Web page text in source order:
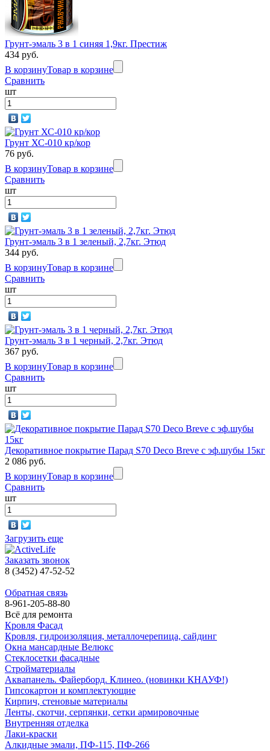
Грунт-эмаль 3 в 1 синяя 1,9кг. Престиж
434 руб.
В корзинуТовар в корзине
Сравнить
шт
Грунт ХС-010 кр/кор
76 руб.
В корзинуТовар в корзине
Сравнить
шт
Грунт-эмаль 3 в 1 зеленый, 2,7кг. Этюд
344 руб.
В корзинуТовар в корзине
Сравнить
шт
Грунт-эмаль 3 в 1 черный, 2,7кг. Этюд
367 руб.
В корзинуТовар в корзине
Сравнить
шт
Декоративное покрытие Парад S70 Deco Breve с эф.шубы 15кг
2 086 руб.
В корзинуТовар в корзине
Сравнить
шт
Загрузить еще
Заказать звонок
8 (3452) 47-52-52
Обратная связь
8-961-205-88-80
Всё для ремонта
Кровля Фасад
Кровля, гидроизоляция, металлочерепица, сайдинг
Окна мансардные Велюкс
Стеклосетки фасадные
Стройматериалы
Аквапанель. Файерборд. Клинео. (новинки КНАУФ!)
Гипсокартон и комплектующие
Кирпич, стеновые материалы
Ленты, скотчи, серпянки, сетки армировочные
Внутренняя отделка
Лаки-краски
Алкидные эмали, ПФ-115, ПФ-266